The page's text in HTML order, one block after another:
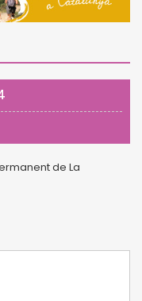
de La